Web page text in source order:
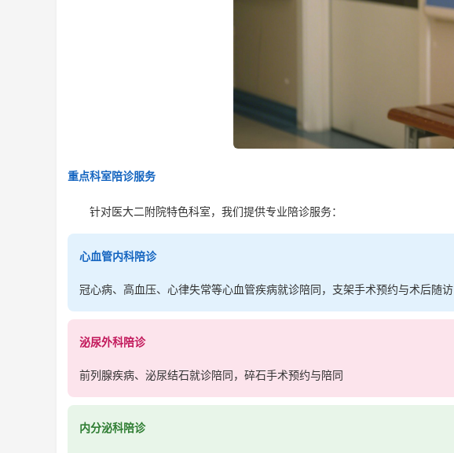
重点科室陪诊服务
针对医大二附院特色科室，我们提供专业陪诊服务：
心血管内科陪诊
冠心病、高血压、心律失常等心血管疾病就诊陪同，支架手术预约与术后随访
泌尿外科陪诊
前列腺疾病、泌尿结石就诊陪同，碎石手术预约与陪同
内分泌科陪诊